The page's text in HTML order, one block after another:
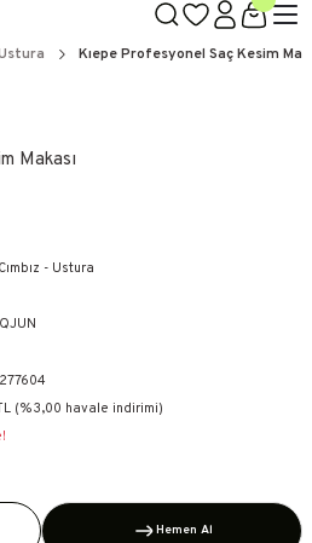
ÖDEME SEÇENEĞİKıepe Profesyonel Saç Kesim
Makası
- Ustura
(%3,00 havale indirimi)
Hemen Al